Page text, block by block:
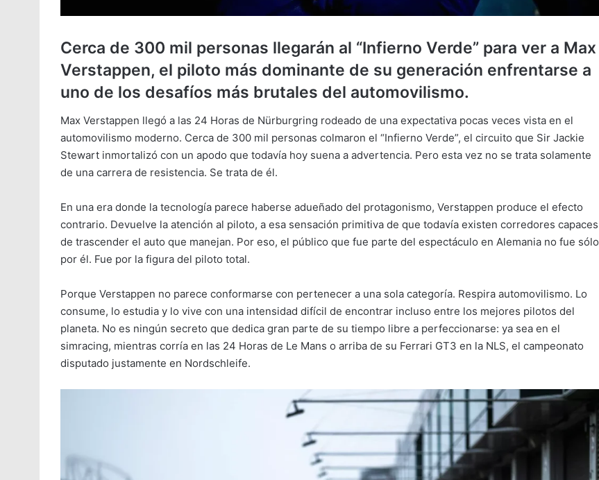
Cerca de 300 mil personas llegarán al “Infierno Verde” para ver a Max
Verstappen, el piloto más dominante de su generación enfrentarse a
uno de los desafíos más brutales del automovilismo.
Max Verstappen llegó a las 24 Horas de Nürburgring rodeado de una expectativa pocas veces vista en el
automovilismo moderno. Cerca de 300 mil personas colmaron el “Infierno Verde”, el circuito que Sir Jackie
Stewart inmortalizó con un apodo que todavía hoy suena a advertencia. Pero esta vez no se trata solamente
de una carrera de resistencia. Se trata de él.
En una era donde la tecnología parece haberse adueñado del protagonismo, Verstappen produce el efecto
contrario. Devuelve la atención al piloto, a esa sensación primitiva de que todavía existen corredores capaces
de trascender el auto que manejan. Por eso, el público que fue parte del espectáculo en Alemania no fue sólo
por él. Fue por la figura del piloto total.
Porque Verstappen no parece conformarse con pertenecer a una sola categoría. Respira automovilismo. Lo
consume, lo estudia y lo vive con una intensidad difícil de encontrar incluso entre los mejores pilotos del
planeta. No es ningún secreto que dedica gran parte de su tiempo libre a perfeccionarse: ya sea en el
simracing, mientras corría en las 24 Horas de Le Mans o arriba de su Ferrari GT3 en la NLS, el campeonato
disputado justamente en Nordschleife.